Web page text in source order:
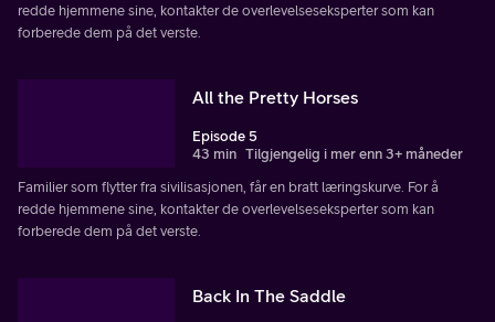
redde hjemmene sine, kontakter de overlevelseseksperter som kan
forberede dem på det verste.
All the Pretty Horses
Episode 5
43 min Tilgjengelig i mer enn 3+ måneder
Familier som flytter fra sivilisasjonen, får en bratt læringskurve. For å
redde hjemmene sine, kontakter de overlevelseseksperter som kan
forberede dem på det verste.
Back In The Saddle